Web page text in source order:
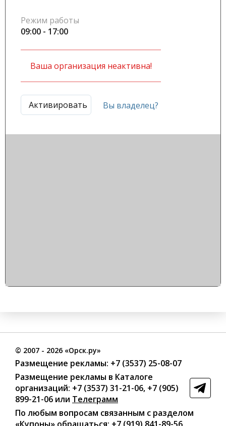
Режим работы
09:00 - 17:00
Ваша организация неактивна!
Активировать Вы владелец?
© 2007 - 2026 «Орск.ру»
Размещение рекламы: +7 (3537) 25-08-07
Размещение рекламы в Каталоге
организаций: +7 (3537) 31-21-06, +7 (905)
899-21-06 или Телеграмм
По любым вопросам связанным с разделом